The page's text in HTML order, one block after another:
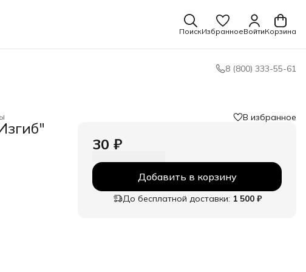
ПоискИзбранноеВойтиКорзина
8 (800) 333-55-61
В избранное
30 ₽
Добавить в корзину
До бесплатной доставки: 1 500 ₽